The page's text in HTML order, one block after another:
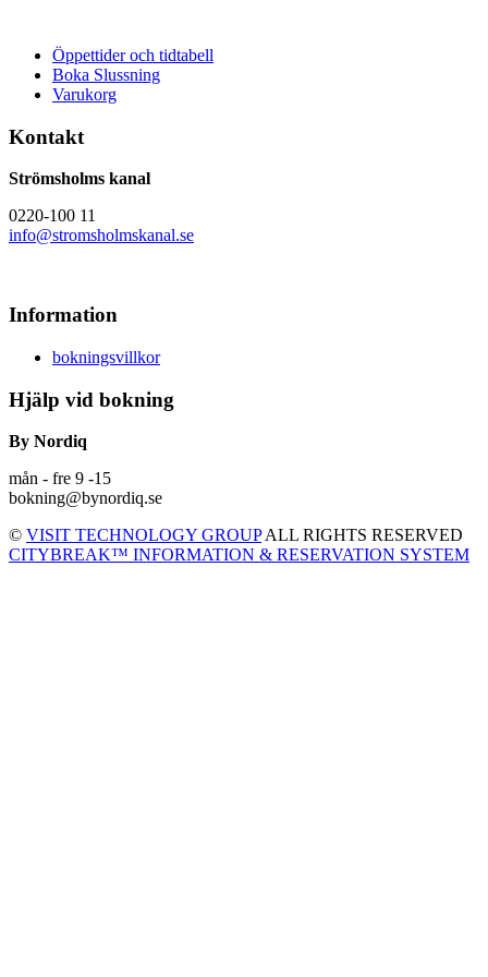
Öppettider och tidtabell
Boka Slussning
Varukorg
Kontakt
Strömsholms kanal
0220-100 11
info@stromsholmskanal.se
Information
bokningsvillkor
Hjälp vid bokning
By Nordiq
mån - fre 9 -15
bokning@bynordiq.se
© VISIT TECHNOLOGY GROUPALL RIGHTS RESERVED
CITYBREAK™ INFORMATION & RESERVATION SYSTEM